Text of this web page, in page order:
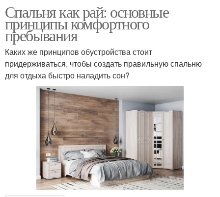
Спальня как рай: основные
принципы комфортного
пребывания
Каких же принципов обустройства стоит
придерживаться, чтобы создать правильную спальню
для отдыха быстро наладить сон?